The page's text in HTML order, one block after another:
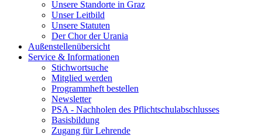
Unsere Standorte in Graz
Unser Leitbild
Unsere Statuten
Der Chor der Urania
Außenstellenübersicht
Service & Informationen
Stichwortsuche
Mitglied werden
Programmheft bestellen
Newsletter
PSA - Nachholen des Pflichtschulabschlusses
Basisbildung
Zugang für Lehrende